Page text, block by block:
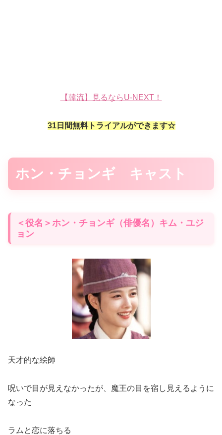
【韓流】見るならU-NEXT！
31日間無料トライアルができます☆
ホン・チョンギ キャスト
＜役名＞ホン・チョンギ（俳優名）キム・ユジ
ョン
天才的な絵師
呪いで目が見えなかったが、魔王の目を宿し見えるように
なった
ラムと恋に落ちる